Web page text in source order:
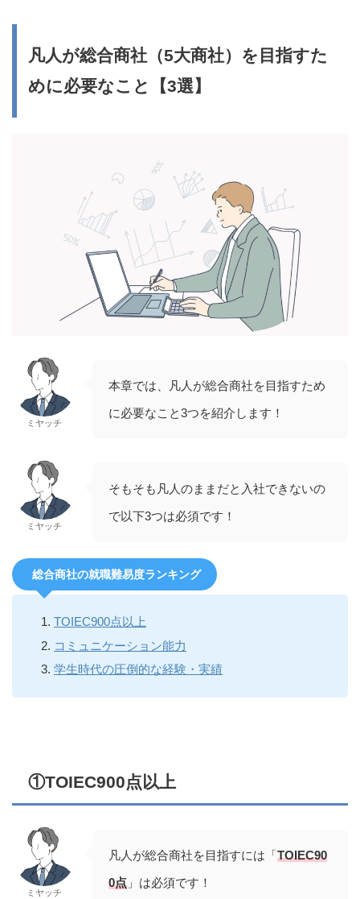
凡人が総合商社（5大商社）を目指すた
めに必要なこと【3選】
ミヤッチ
本章では、凡人が総合商社を目指すため
に必要なこと3つを紹介します！
ミヤッチ
そもそも凡人のままだと入社できないの
で以下3つは必須です！
総合商社の就職難易度ランキング
TOIEC900点以上
コミュニケーション能力
学生時代の圧倒的な経験・実績
①TOIEC900点以上
ミヤッチ
凡人が総合商社を目指すには「TOIEC90
0点 」は必須です！